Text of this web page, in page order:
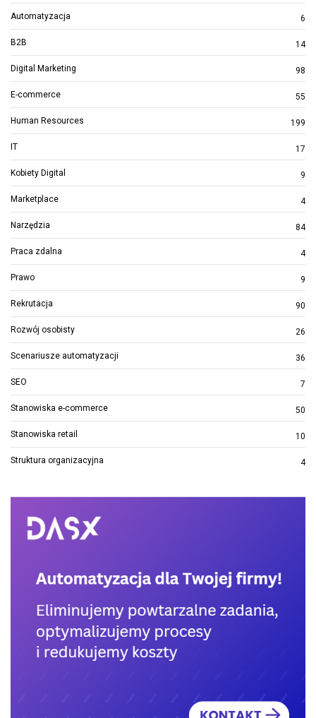
Automatyzacja 6
B2B 14
Digital Marketing 98
E-commerce 55
Human Resources 199
IT 17
Kobiety Digital 9
Marketplace 4
Narzędzia 84
Praca zdalna 4
Prawo 9
Rekrutacja 90
Rozwój osobisty 26
Scenariusze automatyzacji 36
SEO 7
Stanowiska e-commerce 50
Stanowiska retail 10
Struktura organizacyjna 4